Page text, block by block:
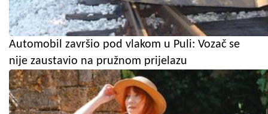
Automobil završio pod vlakom u Puli: Vozač se
nije zaustavio na pružnom prijelazu